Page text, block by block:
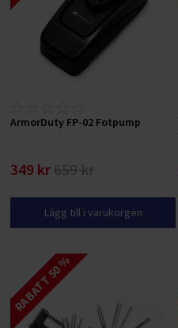
ArmorDuty FP-02 Fotpump
349 kr 659 kr
Lägg till i varukorgen
RABATT 50 %